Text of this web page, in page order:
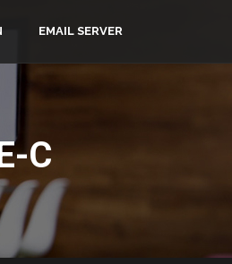
EMAIL SERVER
C